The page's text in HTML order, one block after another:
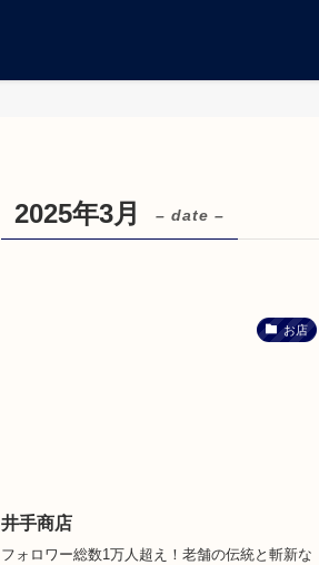
2025年3月 – date –
お店
井手商店
フォロワー総数1万人超え！老舗の伝統と斬新な